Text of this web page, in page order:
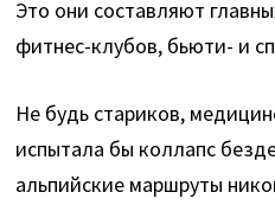
Это они составляют
фитнес-клубов, бьюти- и
Не будь стариков,
испытала бы коллапс
альпийские маршруты